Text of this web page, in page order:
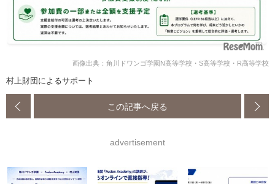
画像出典：角川ドワンゴ学園N高等学校・S高等学校・R高等学校
村上財団によるサポート
この記事へ戻る
advertisement